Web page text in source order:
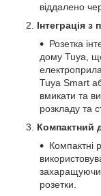
віддалено
Інтеграція
Розетка
дому Tuya,
Tuya Smart
вмикати та
розкладу та
Компактний
Компактні
захаращуючи
розетки.